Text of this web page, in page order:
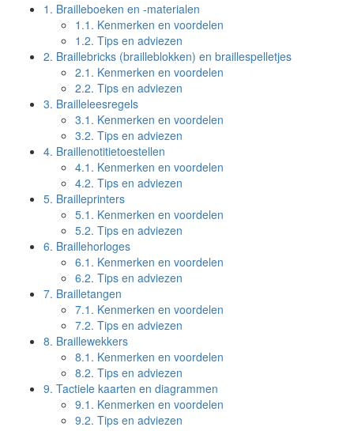
1. Brailleboeken en -materialen
1.1. Kenmerken en voordelen
1.2. Tips en adviezen
2. Braillebricks (brailleblokken) en braillespelletjes
2.1. Kenmerken en voordelen
2.2. Tips en adviezen
3. Brailleleesregels
3.1. Kenmerken en voordelen
3.2. Tips en adviezen
4. Braillenotitietoestellen
4.1. Kenmerken en voordelen
4.2. Tips en adviezen
5. Brailleprinters
5.1. Kenmerken en voordelen
5.2. Tips en adviezen
6. Braillehorloges
6.1. Kenmerken en voordelen
6.2. Tips en adviezen
7. Brailletangen
7.1. Kenmerken en voordelen
7.2. Tips en adviezen
8. Braillewekkers
8.1. Kenmerken en voordelen
8.2. Tips en adviezen
9. Tactiele kaarten en diagrammen
9.1. Kenmerken en voordelen
9.2. Tips en adviezen